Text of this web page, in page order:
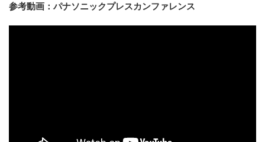
参考動画：パナソニックプレスカンファレンス